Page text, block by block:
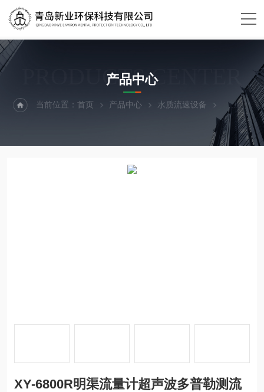
PRODUCTS CENTER
产品中心
当前位置：首页 产品中心 水质流速设备 便携式明
XY-6800R明渠流量计超声波多普勒测流